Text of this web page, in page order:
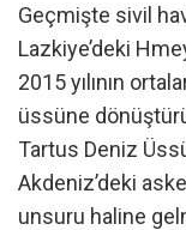
Geçmişte sivil
Lazkiye’deki
2015 yılının
üssüne
Tartus Deniz
Akdeniz’deki
unsuru haline